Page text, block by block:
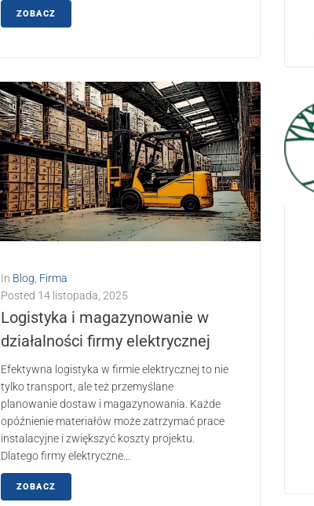
ZOBACZ
In Blog Firma
Posted 14 listopada, 2025
Logistyka i magazynowanie w
działalności firmy elektrycznej
Efektywna logistyka w firmie elektrycznej to nie
tylko transport, ale też przemyślane
planowanie dostaw i magazynowania. Każde
opóźnienie materiałów może zatrzymać prace
instalacyjne i zwiększyć koszty projektu.
Dlatego firmy elektryczne...
ZOBACZ